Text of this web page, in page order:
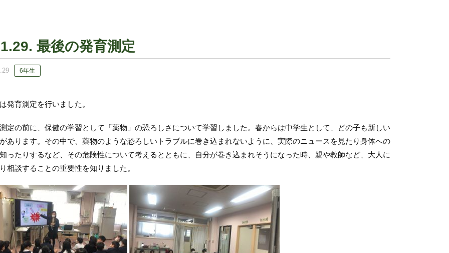
最後の発育測定
6年生
育測定を行いました。
の前に、保健の学習として「薬物」の恐ろしさについて学習しました。春からは中学生として、どの子も新しい
あります。その中で、薬物のような恐ろしいトラブルに巻き込まれないように、実際のニュースを見たり身体への
ったりするなど、その危険性について考えるとともに、自分が巻き込まれそうになった時、親や教師など、大人に
相談することの重要性を知りました。